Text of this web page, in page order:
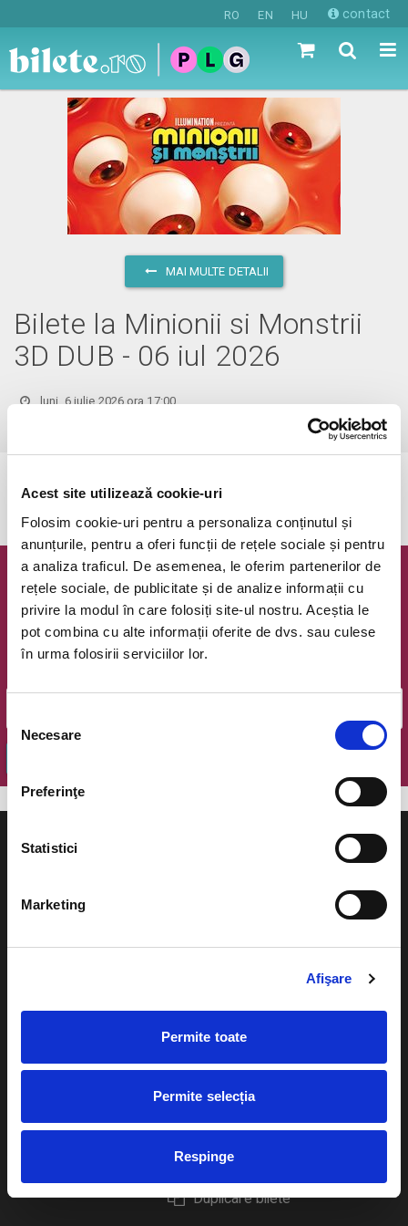
Acest site utilizează cookie-uri
Folosim cookie-uri pentru a personaliza conținutul și
anunțurile, pentru a oferi funcții de rețele sociale și pentru
a analiza traficul. De asemenea, le oferim partenerilor de
rețele sociale, de publicitate și de analize informații cu
privire la modul în care folosiți site-ul nostru. Aceștia le
pot combina cu alte informații oferite de dvs. sau culese
în urma folosirii serviciilor lor.
consimțământului
Necesare
Preferinţe
Statistici
Marketing
Afişare
Permite toate
Permite selecția
Respinge
RO EN HU contact
MAI MULTE DETALII
Bilete la Minionii si Monstrii
3D DUB - 06 iul 2026
luni, 6 iulie 2026 ora 17:00
vezi pe harta
Evenimentul a expirat.
Newsletter @ Bilete.ro
Oferte exclusive si o editie saptamanala cu cele mai noi
evenimente.
Cum comand bilete?
Plata online sau cash
eBilet printat acasa
Livrare prin curier
Returnare bilete
Duplicare bilete
Evenimente
festivaluri
Pentru copii